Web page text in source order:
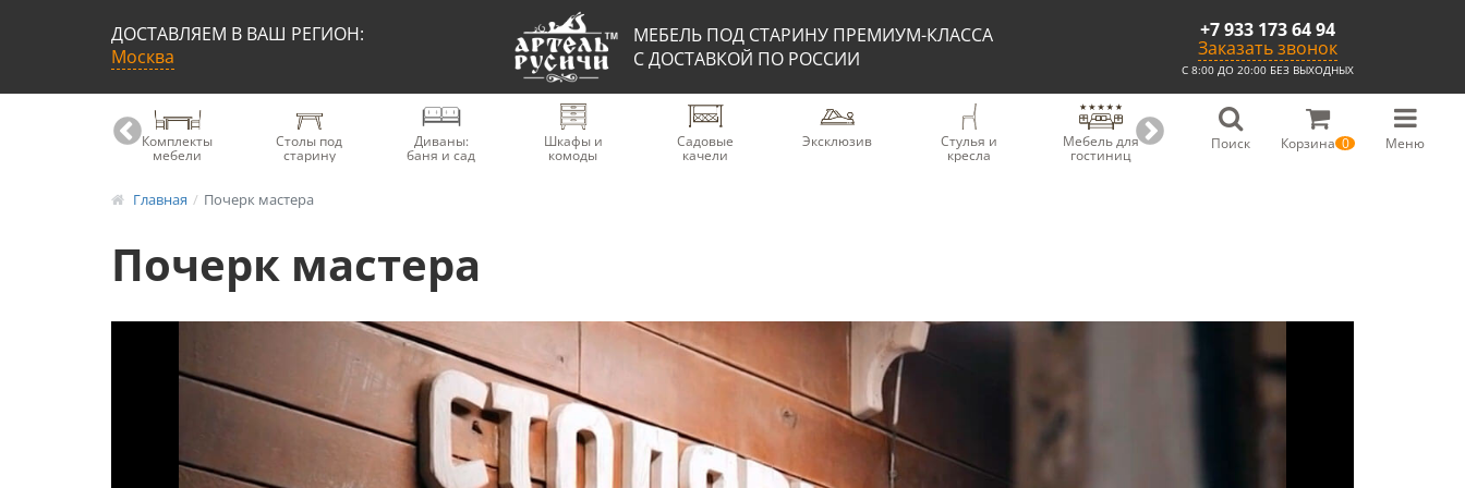
ДОСТАВЛЯЕМ В ВАШ РЕГИОН:
Москва
МЕБЕЛЬ ПОД СТАРИНУ ПРЕМИУМ-КЛАССА
С ДОСТАВКОЙ ПО РОССИИ
+7 933 173 64 94
Заказать звонок
С 8:00 ДО 20:00 БЕЗ ВЫХОДНЫХ
Комплекты
мебели
Столы под
старину
Диваны:
баня и сад
Шкафы и
комоды
Садовые
качели
Эксклюзив Стулья и
кресла
Мебель для
гостиниц
Мебель для Скамьи из
массива
Поиск Корзина 0 Меню
Главная Почерк мастера
Почерк мастера